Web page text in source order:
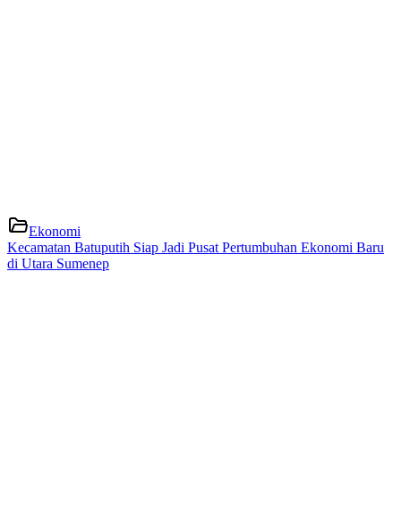
Ekonomi
Kecamatan Batuputih Siap Jadi Pusat Pertumbuhan Ekonomi Baru
di Utara Sumenep